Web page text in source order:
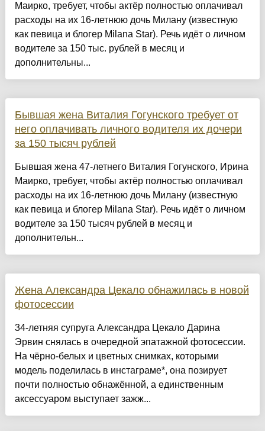
Маирко, требует, чтобы актёр полностью оплачивал
расходы на их 16-летнюю дочь Милану (известную
как певица и блогер Milana Star). Речь идёт о личном
водителе за 150 тыс. рублей в месяц и
дополнительны...
Бывшая жена Виталия Гогунского требует от
него оплачивать личного водителя их дочери
за 150 тысяч рублей
Бывшая жена 47-летнего Виталия Гогунского, Ирина
Маирко, требует, чтобы актёр полностью оплачивал
расходы на их 16-летнюю дочь Милану (известную
как певица и блогер Milana Star). Речь идёт о личном
водителе за 150 тысяч рублей в месяц и
дополнительн...
Жена Александра Цекало обнажилась в новой
фотосессии
34-летняя супруга Александра Цекало Дарина
Эрвин снялась в очередной эпатажной фотосессии.
На чёрно-белых и цветных снимках, которыми
модель поделилась в инстаграме*, она позирует
почти полностью обнажённой, а единственным
аксессуаром выступает зажж...